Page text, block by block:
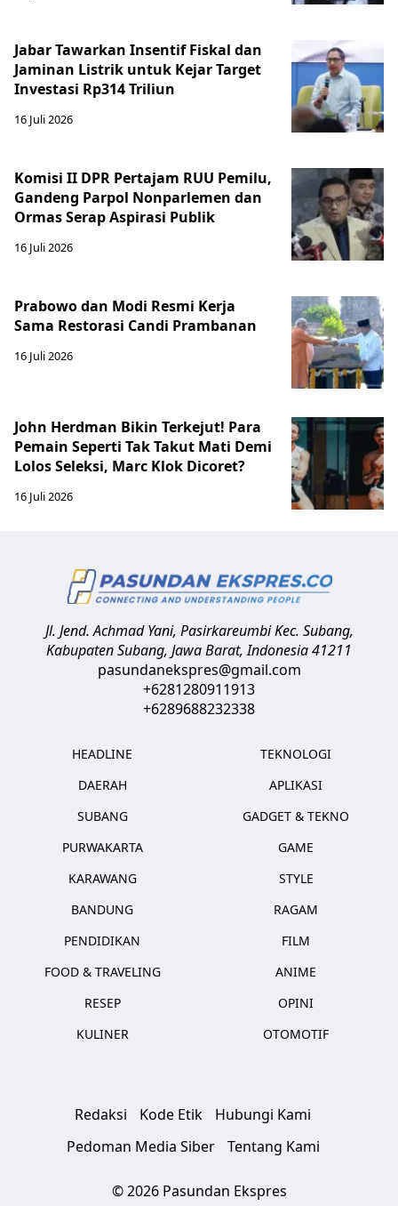
Jabar Tawarkan Insentif Fiskal dan
Jaminan Listrik untuk Kejar Target
Investasi Rp314 Triliun
16 Juli 2026
Komisi II DPR Pertajam RUU Pemilu,
Gandeng Parpol Nonparlemen dan
Ormas Serap Aspirasi Publik
16 Juli 2026
Prabowo dan Modi Resmi Kerja
Sama Restorasi Candi Prambanan
16 Juli 2026
John Herdman Bikin Terkejut! Para
Pemain Seperti Tak Takut Mati Demi
Lolos Seleksi, Marc Klok Dicoret?
16 Juli 2026
Jl. Jend. Achmad Yani, Pasirkareumbi Kec. Subang,
Kabupaten Subang, Jawa Barat,Indonesia41211
pasundanekspres@gmail.com
+6281280911913
+6289688232338
HEADLINE
DAERAH
SUBANG
PURWAKARTA
KARAWANG
BANDUNG
PENDIDIKAN
FOOD & TRAVELING
RESEP
KULINER
TEKNOLOGI
APLIKASI
GADGET & TEKNO
GAME
STYLE
RAGAM
FILM
ANIME
OPINI
OTOMOTIF
Redaksi Kode Etik
Hubungi Kami
Pedoman Media Siber
Tentang Kami
© 2026 Pasundan Ekspres